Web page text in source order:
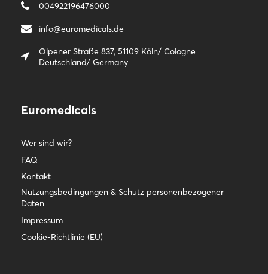
004922196476000
info@euromedicals.de
Olpener Straße 837, 51109 Köln/ Cologne
Deutschland/ Germany
Euromedicals
Wer sind wir?
FAQ
Kontakt
Nutzungsbedingungen & Schutz personenbezogener
Daten
Impressum
Cookie-Richtlinie (EU)